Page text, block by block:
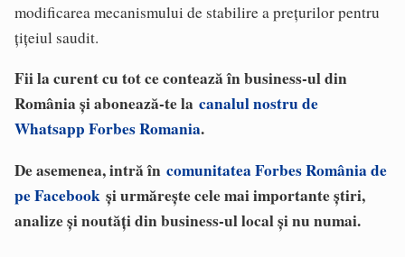
modificarea mecanismului de stabilire a prețurilor pentru
țițeiul saudit.
Fii la curent cu tot ce contează în business-ul din
România și abonează-te la canalul nostru de
Whatsapp Forbes Romania.
De asemenea, intră în comunitatea Forbes România de
pe Facebook și urmărește cele mai importante știri,
analize și noutăți din business-ul local și nu numai.